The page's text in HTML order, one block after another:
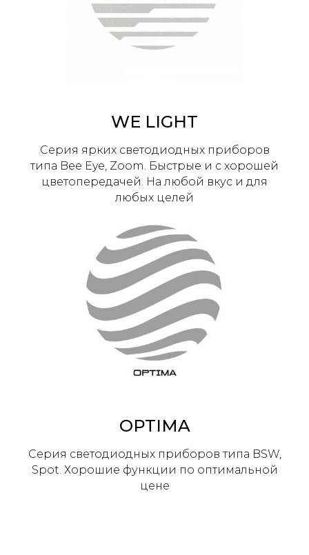
WE LIGHT
Серия ярких светодиодных приборов
типа Bee Eye, Zoom. Быстрые и с хорошей
цветопередачей. На любой вкус и для
любых целей
OPTIMA
Серия светодиодных приборов типа BSW,
Spot. Хорошие функции по оптимальной
цене